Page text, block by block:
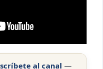
al canal —